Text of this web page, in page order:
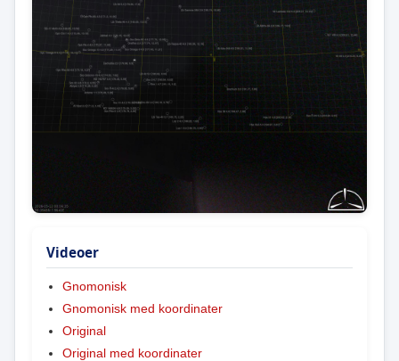
Videoer
Gnomonisk
Gnomonisk med koordinater
Original
Original med koordinater